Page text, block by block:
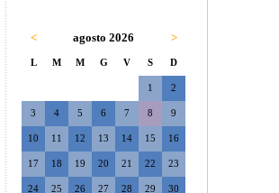
< agosto 2026 >
L M M G V S D
1 2
3 4 5 6 7 8 9
10 11 12 13 14 15 16
17 18 19 20 21 22 23
24 25 26 27 28 29 30